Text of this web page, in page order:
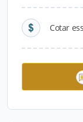
Cotar
Chave de Grifo 404